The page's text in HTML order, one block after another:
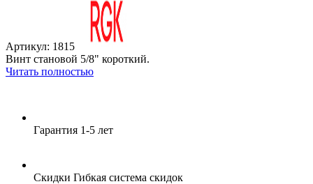
Артикул: 1815
Винт становой 5/8" короткий.
Читать полностью
Гарантия 1-5 лет
Скидки Гибкая система скидок